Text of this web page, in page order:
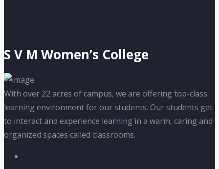
S V M Women’s College
With over 22 acres of campus, we are offering top-class
learning environment for our students. Our students get
to interact and experience learning in a warm, caring and
organized spaces called classrooms.